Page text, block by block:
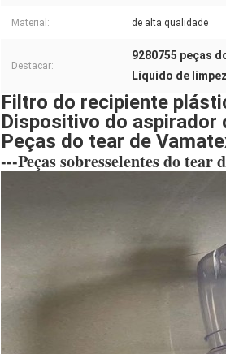
Material: de alta qualidade
Destacar:
9280755 peças
Líquido de
Filtro do recipiente
Dispositivo do aspirador
Peças do tear de
---Peças sobresselentes do tear